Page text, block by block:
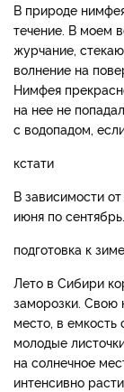
В природе
течение. В моем
журчание,
волнение на
Нимфея
на нее не
с водопадом,
кстати
В зависимости
июня по сентябрь.
подготовка к зиме
Лето в Сибири
заморозки. Свою
место, в емкость
молодые
на солнечное
интенсивно